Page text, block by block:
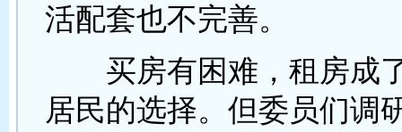
活配套也不完善。
买房有困难，租房成
居民的选择。但委员们调